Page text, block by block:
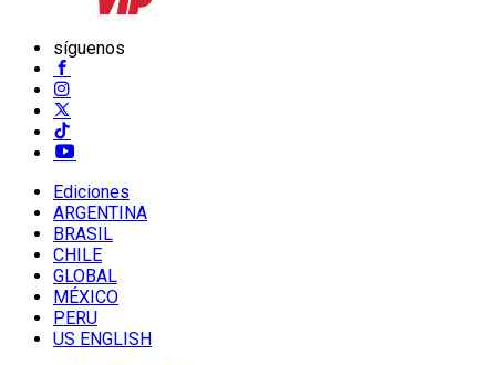
síguenos
Ediciones
ARGENTINA
BRASIL
CHILE
GLOBAL
MÉXICO
PERU
US ENGLISH